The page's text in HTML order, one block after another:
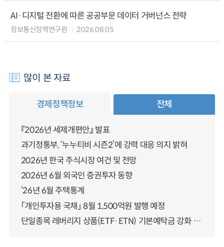
AI·디지털 전환에 따른 공공부문 데이터 거버넌스 전략
정보통신정책연구원 2026.08.05
많이 본 자료
경제정책정보 전체
『2026년 세제개편안』 발표
과기정통부, ‘누누티비 시즌2’에 강력 대응 의지 밝혀
2026년 한국 주식시장 여건 및 전망
2026년 6월 외국인 증권투자 동향
‘26년 6월 주택통계
「개인투자용 국채」 8월 1,500억원 발행 예정
단일종목 레버리지 상품(ETF·ETN) 기본예탁금 강화 조기시행 방안 안내